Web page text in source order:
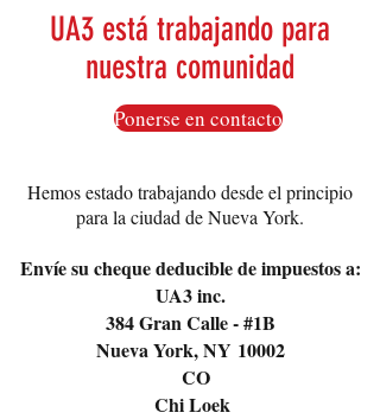
UA3 está trabajando para
nuestra comunidad
Ponerse en contacto
Hemos estado trabajando desde el principio
para la ciudad de Nueva York.
Envíe su cheque deducible de impuestos a:
UA3 inc.
384 Gran Calle - #1B
Nueva York, NY 10002
CO
Chi Loek